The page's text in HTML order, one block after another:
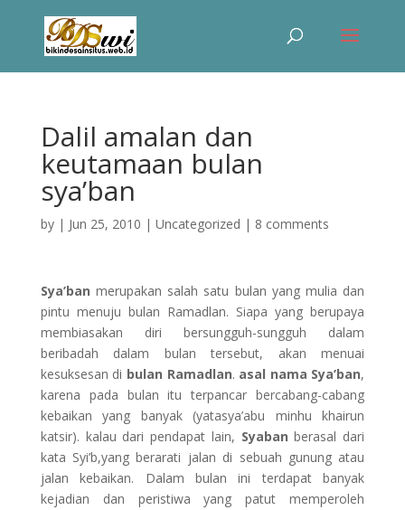
Dalil amalan dan
keutamaan bulan
sya’ban
by | Jun 25, 2010 | Uncategorized | 8 comments
Sya’ban merupakan salah satu bulan yang mulia dan
pintu menuju bulan Ramadlan. Siapa yang berupaya
membiasakan diri bersungguh-sungguh dalam
beribadah dalam bulan tersebut, akan menuai
kesuksesan di bulan Ramadlan. asal nama Sya’ban,
karena pada bulan itu terpancar bercabang-cabang
kebaikan yang banyak (yatasya’abu minhu khairun
katsir). kalau dari pendapat lain, Syaban berasal dari
kata Syi’b,yang berarati jalan di sebuah gunung atau
jalan kebaikan. Dalam bulan ini terdapat banyak
kejadian dan peristiwa yang patut memperoleh